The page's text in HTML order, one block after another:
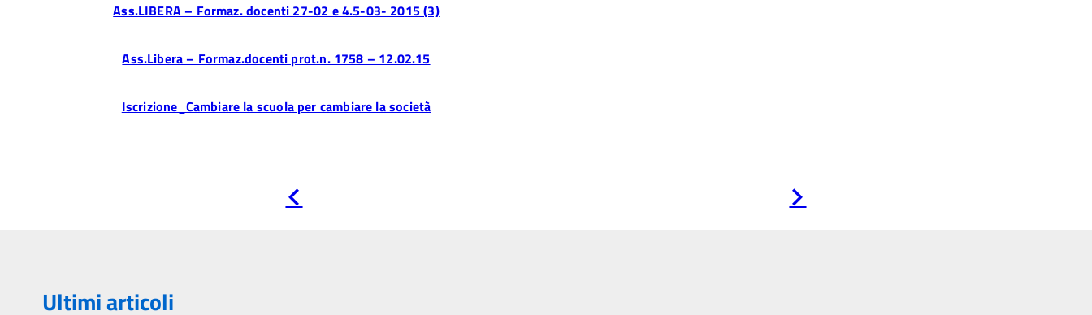
Ass.LIBERA – Formaz. docenti 27-02 e 4.5-03- 2015 (3)
Ass.Libera – Formaz.docenti prot.n. 1758 – 12.02.15
Iscrizione_Cambiare la scuola per cambiare la società
precedente successiva
Ultimi articoli